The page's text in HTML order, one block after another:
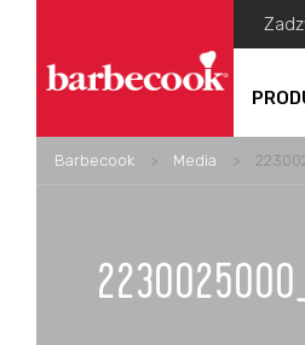
Barbecook > Media >